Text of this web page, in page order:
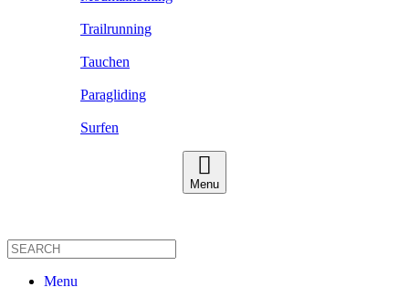
Trailrunning
Tauchen
Paragliding
Surfen
Menu
Menu